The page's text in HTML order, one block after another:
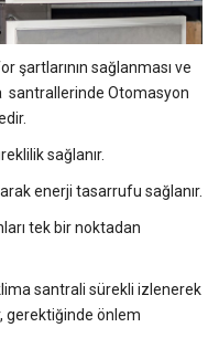
şartlarının sağlanması ve
santrallerinde Otomasyon
sağlanır.
enerji tasarrufu sağlanır.
tek bir noktadan
santrali sürekli izlenerek
gerektiğinde önlem